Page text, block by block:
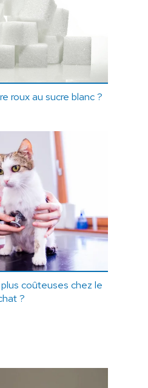
roux au sucre blanc ?
coûteuses chez le
?